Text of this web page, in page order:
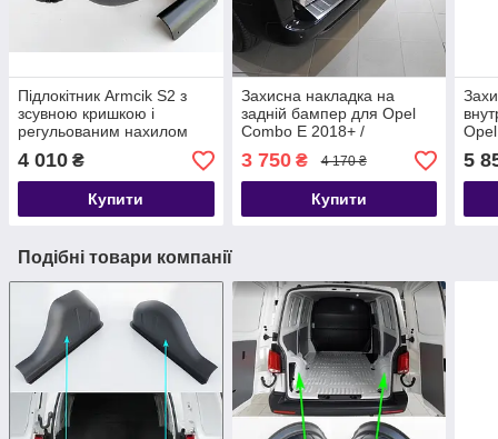
Підлокітник Armcik S2 з
зсувною кришкою і
регульованим нахилом
для Opel Combo E / Life
2018+
4 010 ₴
Купити
Захисна накладка на
задній бампер для Opel
Combo E 2018+ /
нерж.сталь/
3 750₴ 4 170 ₴
Купити
5
Подібні товари компанії